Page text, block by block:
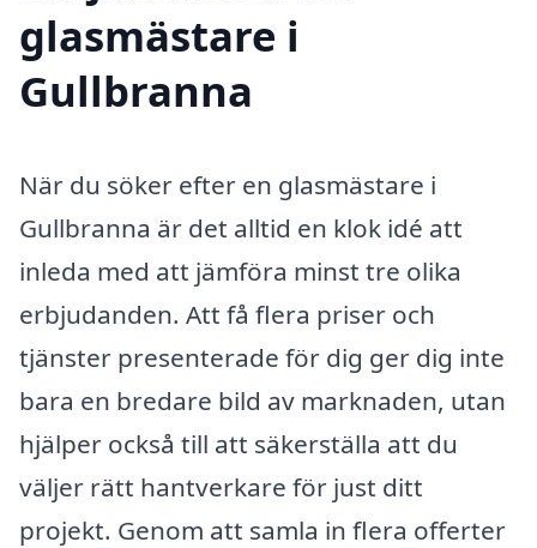
glasmästare i
Gullbranna
När du söker efter en glasmästare i
Gullbranna är det alltid en klok idé att
inleda med att jämföra minst tre olika
erbjudanden. Att få flera priser och
tjänster presenterade för dig ger dig inte
bara en bredare bild av marknaden, utan
hjälper också till att säkerställa att du
väljer rätt hantverkare för just ditt
projekt. Genom att samla in flera offerter